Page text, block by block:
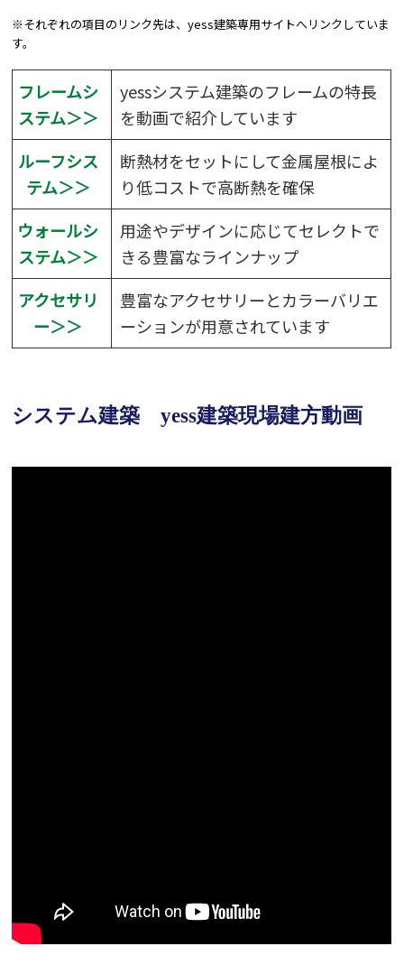
※それぞれの項目のリンク先は、yess建築専用サイトへリンクしていま
す。
フレームシ
ステム＞＞
yessシステム建築のフレームの特長
を動画で紹介しています
ルーフシス
テム＞＞
断熱材をセットにして金属屋根によ
り低コストで高断熱を確保
ウォールシ
ステム＞＞
用途やデザインに応じてセレクトで
きる豊富なラインナップ
アクセサリ
ー＞＞
豊富なアクセサリーとカラーバリエ
ーションが用意されています
システム建築 yess建築現場建方動画